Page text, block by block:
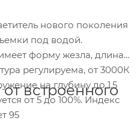
нового поколения
под водой.
форму жезла, длина
регулируема, от 3000К
на глубину до 1.5
от 5 до 100%. Индекс
95
встроенного